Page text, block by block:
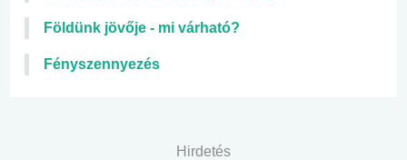
Földünk jövője - mi várható?
Fényszennyezés
Hirdetés